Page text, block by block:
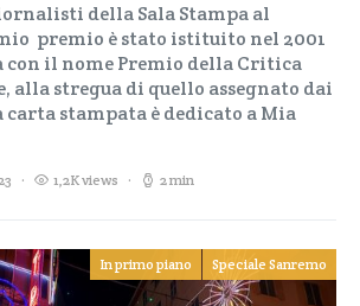
della Sala Stampa al
premio è stato istituito nel 2001
con il nome Premio della Critica
alla stregua di quello assegnato dai
stampata è dedicato a Mia
1,2K views 2 min
In primo piano Speciale Sanremo